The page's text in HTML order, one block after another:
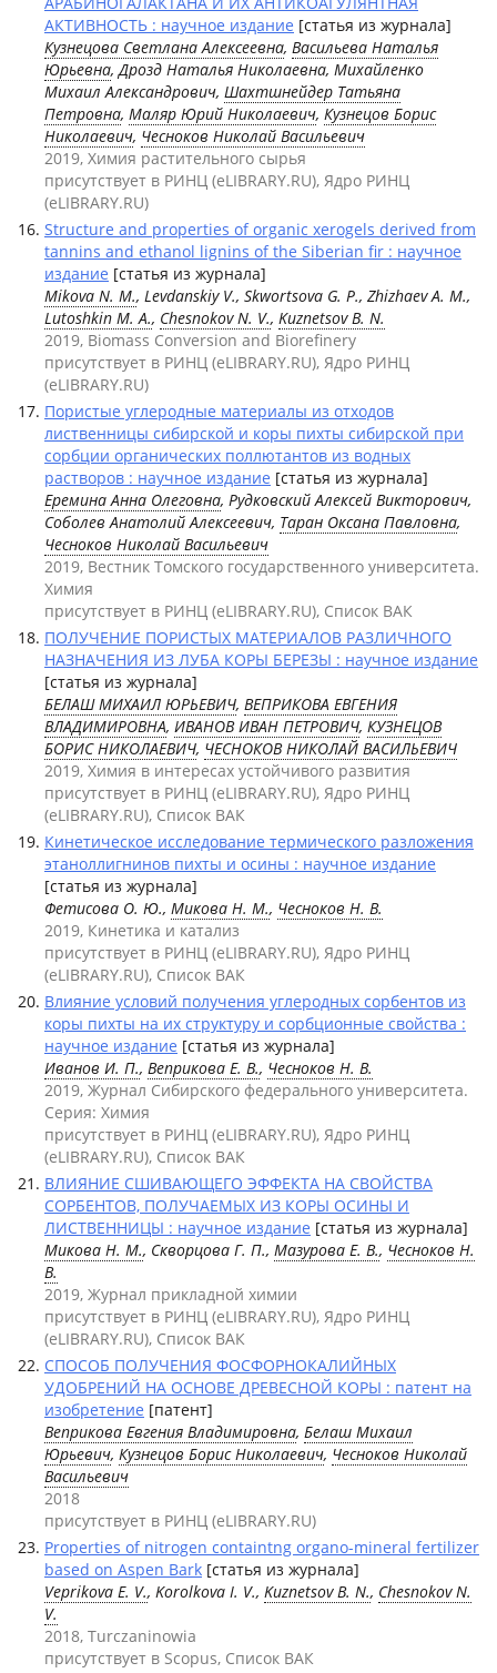
АКТИВНОСТЬ : научное издание [статья из журнала]
Кузнецова Светлана Алексеевна, Васильева Наталья
Юрьевна, Дрозд Наталья Николаевна, Михайленко
Михаил Александрович, Шахтшнейдер Татьяна
Петровна, Маляр Юрий Николаевич, Кузнецов Борис
Николаевич, Чесноков Николай Васильевич
2019, Химия растительного сырья
присутствует в РИНЦ (eLIBRARY.RU), Ядро РИНЦ
(eLIBRARY.RU)
Structure and properties of organic xerogels derived from
tannins and ethanol lignins of the Siberian fir : научное
издание [статья из журнала]
Mikova N. M., Levdanskiy V., Skwortsova G. P., Zhizhaev А. М.,
Lutoshkin M. A., Chesnokov N. V., Kuznetsov B. N.
2019, Biomass Conversion and Biorefinery
присутствует в РИНЦ (eLIBRARY.RU), Ядро РИНЦ
(eLIBRARY.RU)
Пористые углеродные материалы из отходов
лиственницы сибирской и коры пихты сибирской при
сорбции органических поллютантов из водных
растворов : научное издание [статья из журнала]
Еремина Анна Олеговна, Рудковский Алексей Викторович,
Соболев Анатолий Алексеевич, Таран Оксана Павловна,
Чесноков Николай Васильевич
2019, Вестник Томского государственного университета.
Химия
присутствует в РИНЦ (eLIBRARY.RU), Список ВАК
ПОЛУЧЕНИЕ ПОРИСТЫХ МАТЕРИАЛОВ РАЗЛИЧНОГО
НАЗНАЧЕНИЯ ИЗ ЛУБА КОРЫ БЕРЕЗЫ : научное издание
[статья из журнала]
БЕЛАШ МИХАИЛ ЮРЬЕВИЧ, ВЕПРИКОВА ЕВГЕНИЯ
ВЛАДИМИРОВНА, ИВАНОВ ИВАН ПЕТРОВИЧ, КУЗНЕЦОВ
БОРИС НИКОЛАЕВИЧ, ЧЕСНОКОВ НИКОЛАЙ ВАСИЛЬЕВИЧ
2019, Химия в интересах устойчивого развития
присутствует в РИНЦ (eLIBRARY.RU), Ядро РИНЦ
(eLIBRARY.RU), Список ВАК
Кинетическое исследование термического разложения
этаноллигнинов пихты и осины : научное издание
[статья из журнала]
Фетисова О. Ю., Микова Н. М., Чесноков Н. В.
2019, Кинетика и катализ
присутствует в РИНЦ (eLIBRARY.RU), Ядро РИНЦ
(eLIBRARY.RU), Список ВАК
Влияние условий получения углеродных сорбентов из
коры пихты на их структуру и сорбционные свойства :
научное издание [статья из журнала]
Иванов И. П., Веприкова Е. В., Чесноков Н. В.
2019, Журнал Сибирского федерального университета.
Серия: Химия
присутствует в РИНЦ (eLIBRARY.RU), Ядро РИНЦ
(eLIBRARY.RU), Список ВАК
ВЛИЯНИЕ СШИВАЮЩЕГО ЭФФЕКТА НА СВОЙСТВА
СОРБЕНТОВ, ПОЛУЧАЕМЫХ ИЗ КОРЫ ОСИНЫ И
ЛИСТВЕННИЦЫ : научное издание [статья из журнала]
Микова Н. М., Скворцова Г. П., Мазурова Е. В., Чесноков Н.
В.
2019, Журнал прикладной химии
присутствует в РИНЦ (eLIBRARY.RU), Ядро РИНЦ
(eLIBRARY.RU), Список ВАК
СПОСОБ ПОЛУЧЕНИЯ ФОСФОРНОКАЛИЙНЫХ
УДОБРЕНИЙ НА ОСНОВЕ ДРЕВЕСНОЙ КОРЫ : патент на
изобретение [патент]
Веприкова Евгения Владимировна, Белаш Михаил
Юрьевич, Кузнецов Борис Николаевич, Чесноков Николай
Васильевич
2018
присутствует в РИНЦ (eLIBRARY.RU)
Properties of nitrogen containtng organo-mineral fertilizer
based on Aspen Bark [статья из журнала]
Veprikova E. V., Korolkova I. V., Kuznetsov B. N., Chesnokov N.
V.
2018, Turczaninowia
присутствует в Scopus, Список ВАК